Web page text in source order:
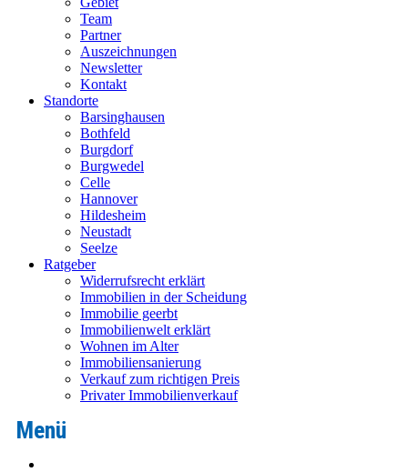
Team
Partner
Auszeichnungen
Newsletter
Kontakt
Standorte
Barsinghausen
Bothfeld
Burgdorf
Burgwedel
Celle
Hannover
Hildesheim
Neustadt
Seelze
Ratgeber
Widerrufsrecht erklärt
Immobilien in der Scheidung
Immobilie geerbt
Immobilienwelt erklärt
Wohnen im Alter
Immobiliensanierung
Verkauf zum richtigen Preis
Privater Immobilienverkauf